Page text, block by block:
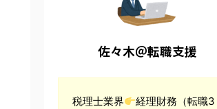
佐々木＠転職支援
税理士業界
経理財務（転職3